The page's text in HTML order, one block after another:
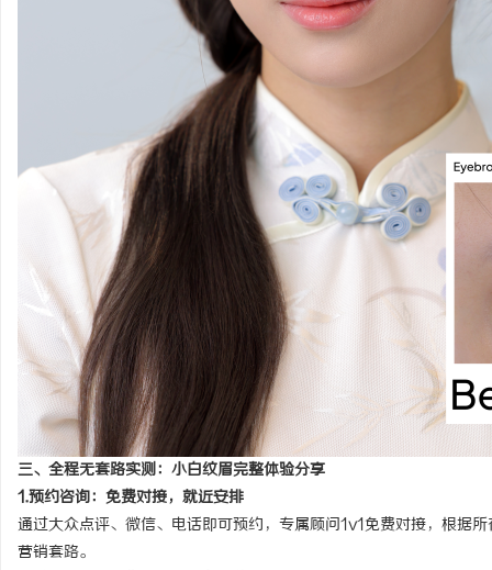
三、全程无套路实测：小白纹眉完整体验分享
1.预约咨询：免费对接，就近安排
通过大众点评、 微信、电话即可预约，专属顾问1v1免费对接，根据
营销套路。